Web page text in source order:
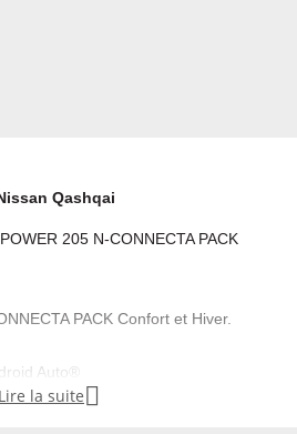
Qashqai
205 N-CONNECTA PACK
PACK Confort et Hiver.
Auto®
tactile 8''
Lire la suite 